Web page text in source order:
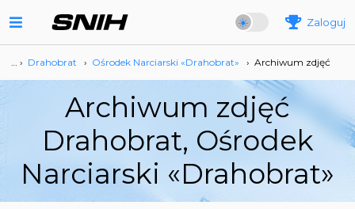
Zaloguj
… › Drahobrat › Ośrodek Narciarski «Drahobrat» › Archiwum zdjęć
Archiwum zdjęć
Drahobrat, Ośrodek
Narciarski «Drahobrat»